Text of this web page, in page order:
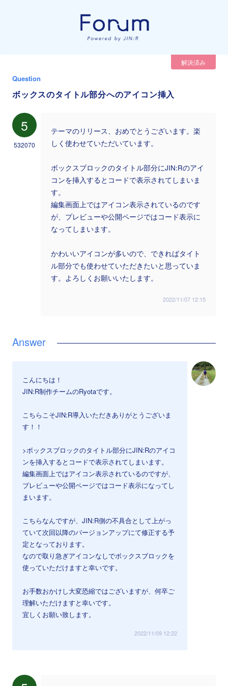
解決済み
Question
ボックスのタイトル部分へのアイコン挿入
5
532070
テーマのリリース、おめでとうございます。楽
しく使わせていただいています。
ボックスブロックのタイトル部分にJIN:Rのアイ
コンを挿入するとコードで表示されてしまいま
す。
編集画面上ではアイコン表示されているのです
が、プレビューや公開ページではコード表示に
なってしまいます。
かわいいアイコンが多いので、できればタイト
ル部分でも使わせていただきたいと思っていま
す。よろしくお願いいたします。
2022/11/07 12:15
こんにちは！
JIN:R制作チームのRyotaです。
こちらこそJIN:R導入いただきありがとうございま
す！！
>ボックスブロックのタイトル部分にJIN:Rのアイコ
ンを挿入するとコードで表示されてしまいます。
編集画面上ではアイコン表示されているのですが、
プレビューや公開ページではコード表示になってし
まいます。
こちらなんですが、JIN:R側の不具合として上がっ
ていて次回以降のバージョンアップにて修正する予
定となっております。
なので取り急ぎアイコンなしでボックスブロックを
使っていただけますと幸いです。
お手数おかけし大変恐縮ではございますが、何卒ご
理解いただけますと幸いです。
宜しくお願い致します。
2022/11/09 12:22